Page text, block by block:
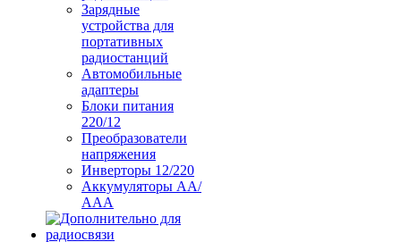
Зарядные
устройства для
портативных
радиостанций
Автомобильные
адаптеры
Блоки питания
220/12
Преобразователи
напряжения
Инверторы 12/220
Аккумуляторы АА/
ААА